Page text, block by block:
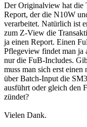
Der Originalview hat die
Report, der die N10W
verarbeitet. Natürlich ist
zum Z-View die
ja einen Report. Einen
Pflegeview findet man ja
nur die FuB-Includes.
muss man sich erst
über Batch-Input die
ausführt oder gleich
zündet?
Vielen Dank.